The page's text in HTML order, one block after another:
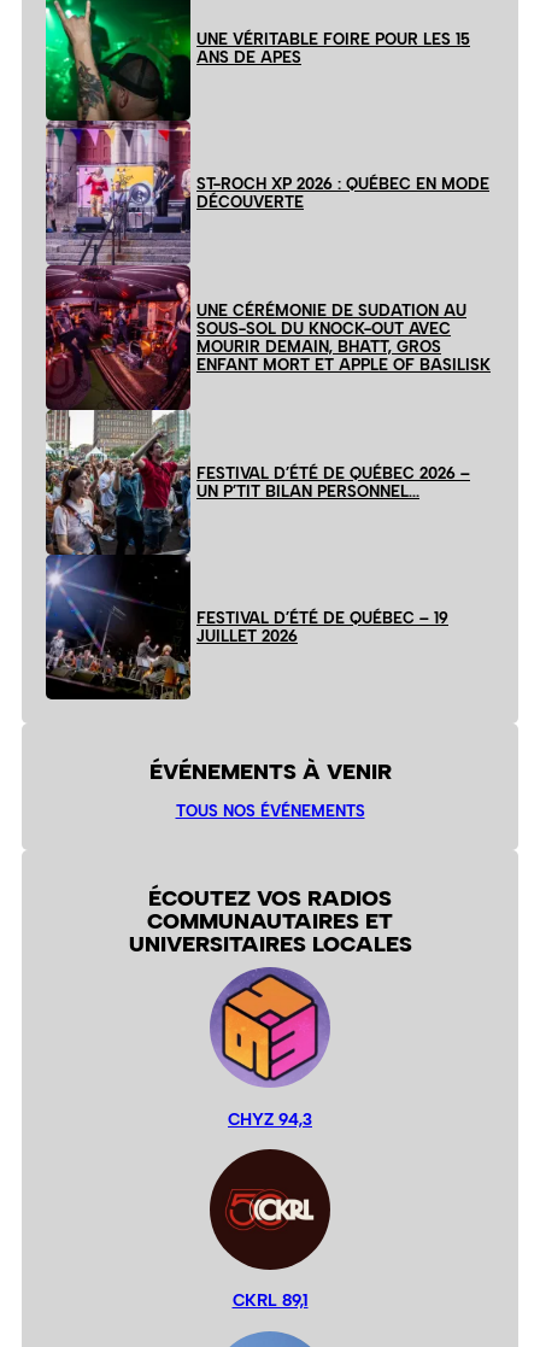
UNE VÉRITABLE FOIRE POUR LES 15
ANS DE APES
ST-ROCH XP 2026 : QUÉBEC EN MODE
DÉCOUVERTE
UNE CÉRÉMONIE DE SUDATION AU
SOUS-SOL DU KNOCK-OUT AVEC
MOURIR DEMAIN, BHATT, GROS
ENFANT MORT ET APPLE OF BASILISK
FESTIVAL D’ÉTÉ DE QUÉBEC 2026 –
UN P’TIT BILAN PERSONNEL…
FESTIVAL D’ÉTÉ DE QUÉBEC – 19
JUILLET 2026
ÉVÉNEMENTS À VENIR
TOUS NOS ÉVÉNEMENTS
ÉCOUTEZ VOS RADIOS
COMMUNAUTAIRES ET
UNIVERSITAIRES LOCALES
CHYZ 94,3
CKRL 89,1